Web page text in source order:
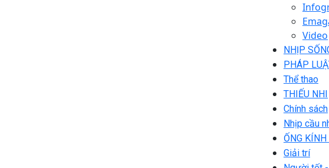
Video
NHỊP
PHÁP
Thể thao
THIẾU NHI
Chính sách
Nhịp cầu
ỐNG
Giải trí